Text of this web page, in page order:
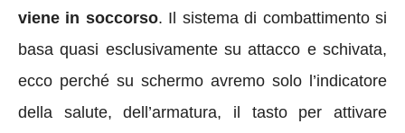
viene in soccorso. Il sistema di combattimento si
basa quasi esclusivamente su attacco e schivata,
ecco perché su schermo avremo solo l’indicatore
della salute, dell’armatura, il tasto per attivare